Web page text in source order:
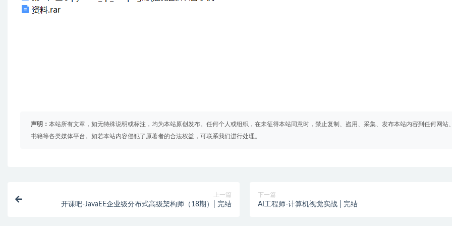
声明： 本站所有文章，如无特殊说明或标注，均为本站原创发布。任何个人或组织，在未征得本站同意时，禁止复制、盗用、采集、发布本站内容到任何网站
书籍等各类媒体平台。如若本站内容侵犯了原著者的合法权益，可联系我们进行处理。
上一篇
开课吧-JavaEE企业级分布式高级架构师（18期）| 完结
下一篇
AI工程师-计算机视觉实战 | 完结